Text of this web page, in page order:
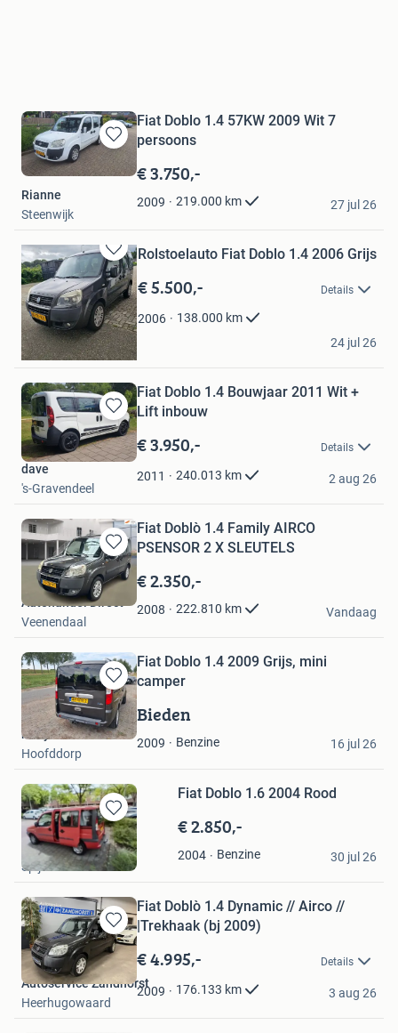
Bewaren
in
Favorieten
Fiat Doblo 1.4 57KW 2009 Wit 7
persoons
€ 3.750,-
2009 219.000 km
Rianne
Steenwijk
27 jul 26
Bewaren
in
Mijn
Favorieten
Rolstoelauto Fiat Doblo 1.4 2006 Grijs
€ 5.500,- Details
2006 138.000 km
s.vrieswijk
Emmen
24 jul 26
Bewaren
in
Mijn
Favorieten
Fiat Doblo 1.4 Bouwjaar 2011 Wit +
Lift inbouw
€ 3.950,- Details
2011 240.013 km
dave
's-Gravendeel
2 aug 26
Bewaren
in
Mijn
Favorieten
Fiat Doblò 1.4 Family AIRCO
PSENSOR 2 X SLEUTELS
€ 2.350,-
2008 222.810 km
Autohandel Direct
Veenendaal
Vandaag
Bewaren
in
Mijn
Favorieten
Fiat Doblo 1.4 2009 Grijs, mini
camper
Bieden
2009 Benzine
romyi
Hoofddorp
16 jul 26
Bewaren
in
Mijn
Favorieten
Fiat Doblo 1.6 2004 Rood
€ 2.850,-
2004 Benzine
Rafaël Neral
Spijkenisse
30 jul 26
Bewaren
in
Mijn
Favorieten
Fiat Doblò 1.4 Dynamic // Airco //
|Trekhaak (bj 2009)
€ 4.995,- Details
2009 176.133 km
Autoservice Zandhorst
Heerhugowaard
3 aug 26